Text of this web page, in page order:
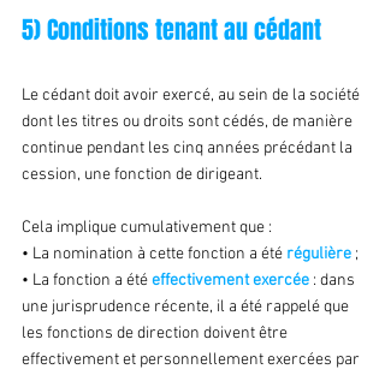
5) Conditions tenant au cédant
Le cédant doit avoir exercé, au sein de la société
dont les titres ou droits sont cédés, de manière
continue pendant les cinq années précédant la
cession, une fonction de dirigeant.
Cela implique cumulativement que :
• La nomination à cette fonction a été régulière ;
• La fonction a été effectivement exercée : dans
une jurisprudence récente, il a été rappelé que
les fonctions de direction doivent être
effectivement et personnellement exercées par